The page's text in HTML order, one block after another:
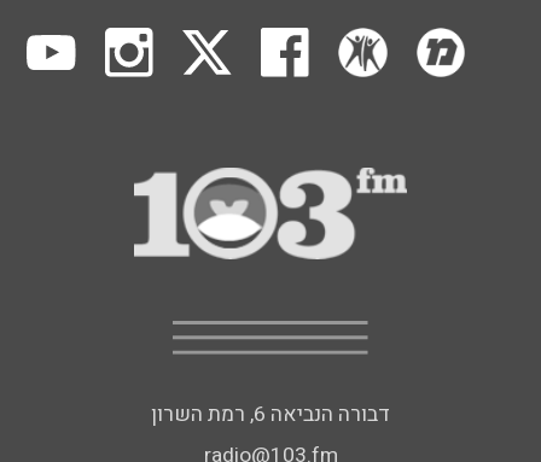
דבורה הנביאה 6, רמת השרון
radio@103.fm